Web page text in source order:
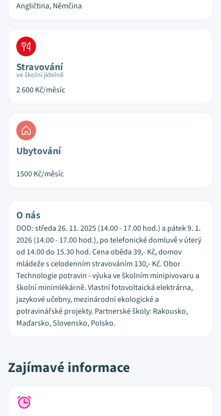
Angličtina, Němčina
Stravování
ve školní jídelně
2 600Kč/měsíc
Ubytování
1500Kč/měsíc
O nás
DOD: středa 26. 11. 2025 (14.00 - 17.00 hod.) a pátek 9. 1.
2026 (14.00 - 17.00 hod.), po telefonické domluvě v úterý
od 14.00 do 15.30 hod. Cena oběda 39,- Kč, domov
mládeže s celodenním stravováním 130,- Kč. Obor
Technologie potravin - výuka ve školním minipivovaru a
školní minimlékárně. Vlastní fotovoltaická elektrárna,
jazykové učebny, mezinárodní ekologické a
potravinářské projekty. Partnerské školy: Rakousko,
Maďarsko, Slovensko, Polsko.
Zajímavé informace